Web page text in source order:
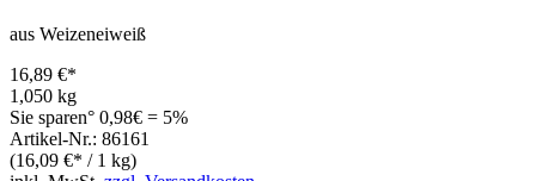
aus Weizeneiweiß
16,89 €*
1,050 kg
Sie sparen° 0,98€ = 5%
Artikel-Nr.: 86161
(16,09 €* / 1 kg)